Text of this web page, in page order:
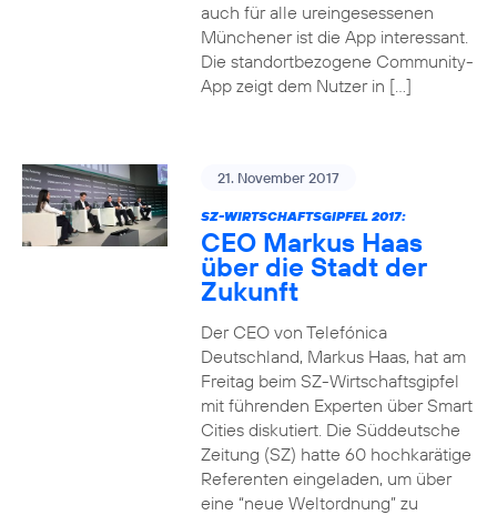
auch für alle ureingesessenen
Münchener ist die App interessant.
Die standortbezogene Community-
App zeigt dem Nutzer in […]
21. November 2017
SZ-WIRTSCHAFTSGIPFEL 2017:
CEO Markus Haas
über die Stadt der
Zukunft
Der CEO von Telefónica
Deutschland, Markus Haas, hat am
Freitag beim SZ-Wirtschaftsgipfel
mit führenden Experten über Smart
Cities diskutiert. Die Süddeutsche
Zeitung (SZ) hatte 60 hochkarätige
Referenten eingeladen, um über
eine “neue Weltordnung” zu